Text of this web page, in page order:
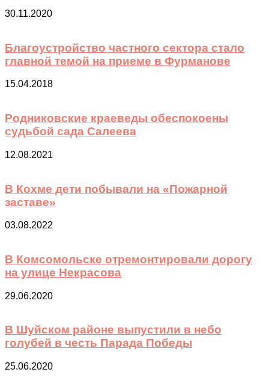
30.11.2020
Благоустройство частного сектора стало
главной темой на приеме в Фурманове
15.04.2018
Родниковские краеведы обеспокоены
судьбой сада Салеева
12.08.2021
В Кохме дети побывали на «Пожарной
заставе»
03.08.2022
В Комсомольске отремонтировали дорогу
на улице Некрасова
29.06.2020
В Шуйском районе выпустили в небо
голубей в честь Парада Победы
25.06.2020